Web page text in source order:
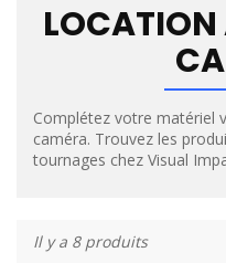
LOCATION
Complétez votre matériel
caméra. Trouvez les
tournages chez Visual
Il y a 8 produits